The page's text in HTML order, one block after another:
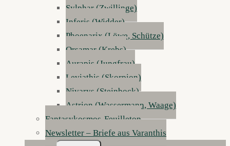
Sylphar (Zwillinge)
Inferis (Widder)
Phoenarix (Löwe, Schütze)
Orsamar (Krebs)
Aurapis (Jungfrau)
Leviathis (Skorpion)
Nivarys (Steinbock)
Astrion (Wassermann, Waage)
Fantasykosmos-Feuilleton
Newsletter – Briefe aus Varanthis